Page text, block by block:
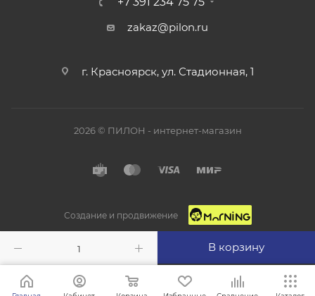
В корзину
zakaz@pilon.ru
г. Красноярск, ул. Стадионная, 1
2026 © ПИЛОН - интернет-магазин
Создание и продвижение